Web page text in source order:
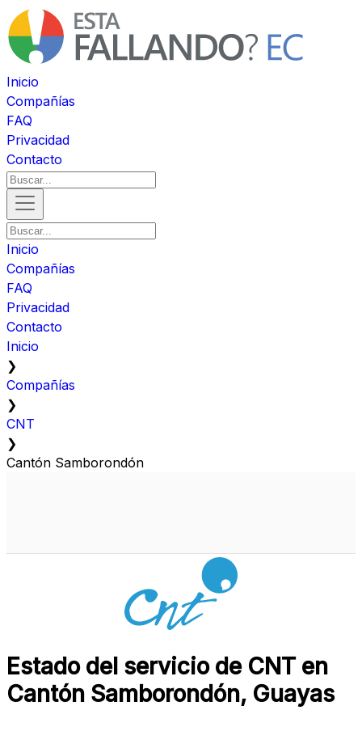
Inicio
Compañías
FAQ
Privacidad
Contacto
Inicio
Compañías
FAQ
Privacidad
Contacto
Inicio
❯
Compañías
❯
CNT
❯
Cantón Samborondón
Estado del servicio de CNT en
Cantón Samborondón, Guayas